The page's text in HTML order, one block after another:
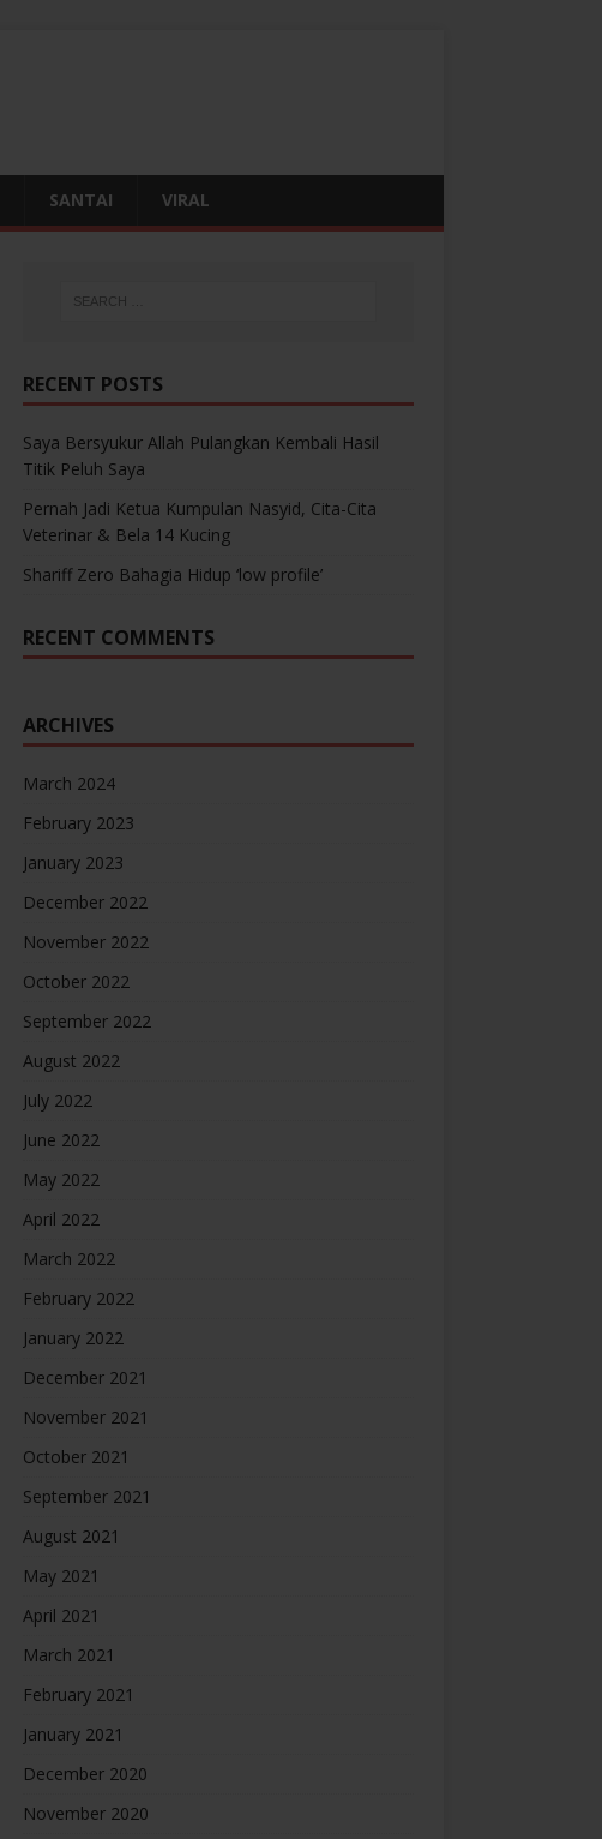
SANTAI VIRAL
RECENT POSTS
Saya Bersyukur Allah Pulangkan Kembali Hasil
Titik Peluh Saya
Pernah Jadi Ketua Kumpulan Nasyid, Cita-Cita
Veterinar & Bela 14 Kucing
Shariff Zero Bahagia Hidup ‘low profile’
RECENT COMMENTS
ARCHIVES
March 2024
February 2023
January 2023
December 2022
November 2022
October 2022
September 2022
August 2022
July 2022
June 2022
May 2022
April 2022
March 2022
February 2022
January 2022
December 2021
November 2021
October 2021
September 2021
August 2021
May 2021
April 2021
March 2021
February 2021
January 2021
December 2020
November 2020